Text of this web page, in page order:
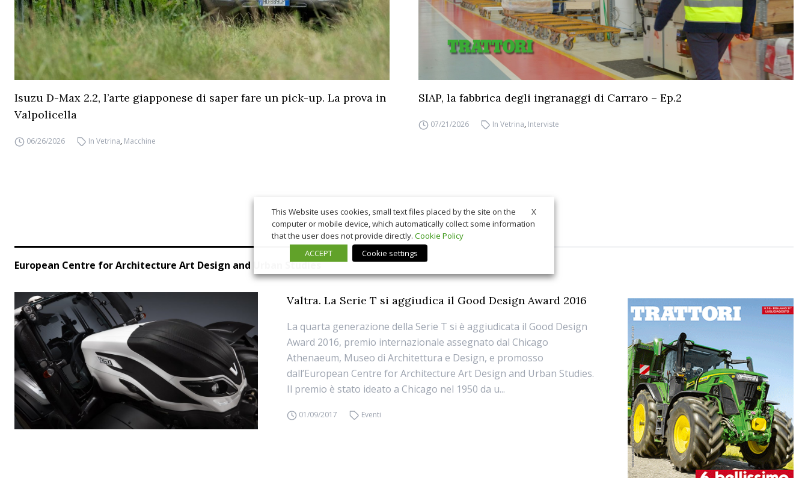
Isuzu D-Max 2.2, l’arte giapponese di saper fare un pick-up. La prova in
Valpolicella
06/26/2026 In Vetrina, Macchine
SIAP, la fabbrica degli ingranaggi di Carraro – Ep.2
07/21/2026 In Vetrina, Interviste
European Centre for Architecture Art Design and Urban Studies
Valtra. La Serie T si aggiudica il Good Design Award 2016
La quarta generazione della Serie T si è aggiudicata il Good Design
Award 2016, premio internazionale assegnato dal Chicago
Athenaeum, Museo di Architettura e Design, e promosso
dall’European Centre for Architecture Art Design and Urban Studies.
Il premio è stato ideato a Chicago nel 1950 da u...
01/09/2017 Eventi
X
This Website uses cookies, small text files placed by the site on the
computer or mobile device, which automatically collect some information
that the user does not provide directly. Cookie Policy
ACCEPT
Cookie settings